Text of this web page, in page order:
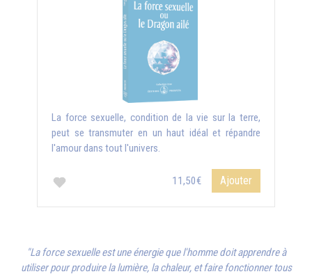
La force sexuelle, condition de la vie sur la terre,
peut se transmuter en un haut idéal et répandre
l'amour dans tout l'univers.
11,50€ Ajouter
"La force sexuelle est une énergie que l'homme doit apprendre à
utiliser pour produire la lumière, la chaleur, et faire fonctionner tous